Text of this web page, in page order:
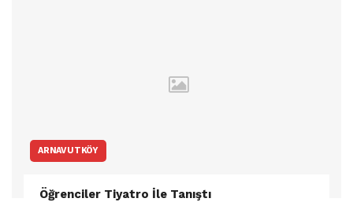
ARNAVUTKÖY
Öğrenciler Tiyatro İle Tanıştı